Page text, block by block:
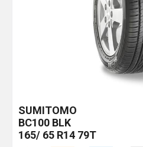
SUMITOMO
BC100 BLK
165/ 65 R14 79T